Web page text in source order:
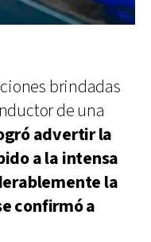
brindadas
de una
advertir la
a la intensa
la
confirmó a